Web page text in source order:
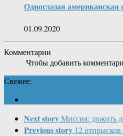
Одноглазая американская
01.09.2020
Комментарии
Чтобы добавить
Свежее:
Next storyМиссия: дожить
Previous story 12